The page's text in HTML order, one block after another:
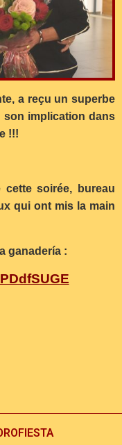
a reçu un superbe
son implication dans
!!!
cette soirée, bureau
qui ont mis la main
ganadería :